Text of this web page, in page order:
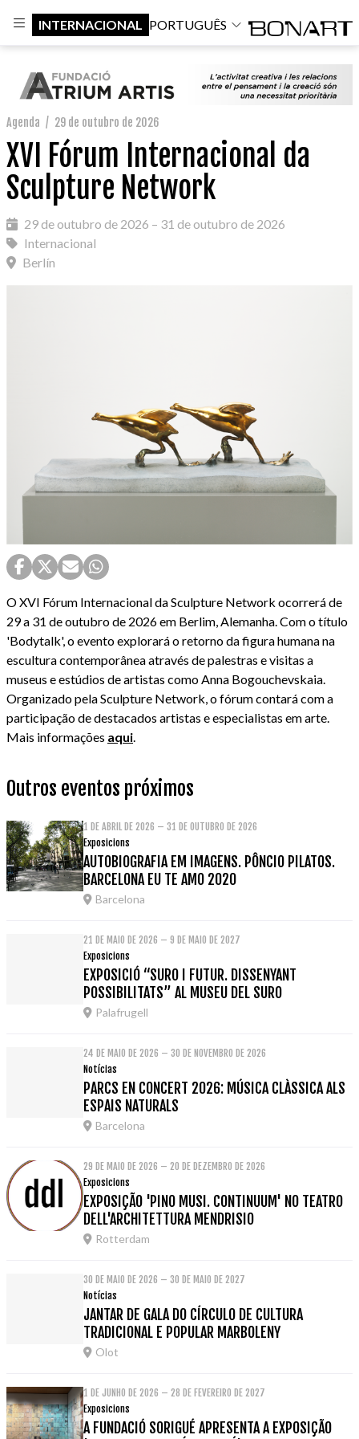
INTERNACIONAL PORTUGUÊS
Agenda / 29 de outubro de 2026
XVI Fórum Internacional da
Sculpture Network
29 de outubro de 2026 – 31 de outubro de 2026
Internacional
Berlín
O XVI Fórum Internacional da Sculpture Network ocorrerá de
29 a 31 de outubro de 2026 em Berlim, Alemanha. Com o título
'Bodytalk', o evento explorará o retorno da figura humana na
escultura contemporânea através de palestras e visitas a
museus e estúdios de artistas como Anna Bogouchevskaia.
Organizado pela Sculpture Network, o fórum contará com a
participação de destacados artistas e especialistas em arte.
Mais informações aqui.
Outros eventos próximos
1 DE ABRIL DE 2026 – 31 DE OUTUBRO DE 2026
Exposicions
AUTOBIOGRAFIA EM IMAGENS. PÔNCIO PILATOS.
BARCELONA EU TE AMO 2020
Barcelona
21 DE MAIO DE 2026 – 9 DE MAIO DE 2027
Exposicions
EXPOSICIÓ “SURO I FUTUR. DISSENYANT
POSSIBILITATS” AL MUSEU DEL SURO
Palafrugell
24 DE MAIO DE 2026 – 30 DE NOVEMBRO DE 2026
Notícias
PARCS EN CONCERT 2026: MÚSICA CLÀSSICA ALS
ESPAIS NATURALS
Barcelona
29 DE MAIO DE 2026 – 20 DE DEZEMBRO DE 2026
Exposicions
EXPOSIÇÃO 'PINO MUSI. CONTINUUM' NO TEATRO
DELL'ARCHITETTURA MENDRISIO
Rotterdam
30 DE MAIO DE 2026 – 30 DE MAIO DE 2027
Notícias
JANTAR DE GALA DO CÍRCULO DE CULTURA
TRADICIONAL E POPULAR MARBOLENY
Olot
1 DE JUNHO DE 2026 – 28 DE FEVEREIRO DE 2027
Exposicions
A FUNDACIÓ SORIGUÉ APRESENTA A EXPOSIÇÃO